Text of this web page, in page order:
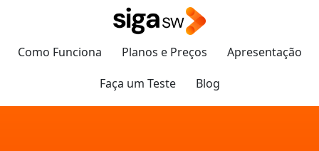
Como Funciona Planos e Preços
Apresentação
Faça um Teste
Blog